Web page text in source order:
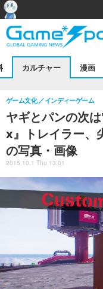
カルチャー 漫画
ヤギとパンの次
x』トレイラー、
の写真・画像
ゲーム文化 インディーゲーム
2015.10.1 Thu 13:01